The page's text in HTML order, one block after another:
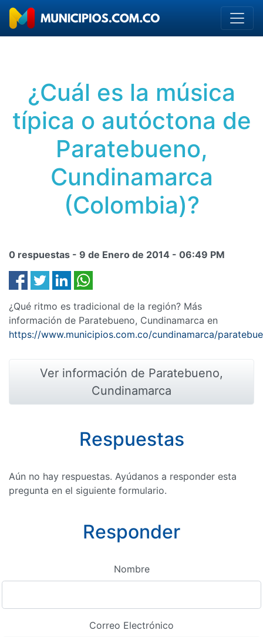
¿Cuál es la música
típica o autóctona de
Paratebueno,
Cundinamarca
(Colombia)?
0 respuestas - 9 de Enero de 2014 - 06:49 PM
¿Qué ritmo es tradicional de la región? Más
información de Paratebueno, Cundinamarca en
https://www.municipios.com.co/cundinamarca/
Ver información de Paratebueno,
Cundinamarca
Respuestas
Aún no hay respuestas. Ayúdanos a responder esta
pregunta en el siguiente formulario.
Responder
Nombre
Correo Electrónico